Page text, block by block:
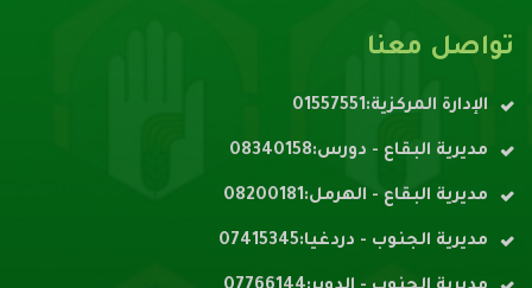
تواصل معنا
الإدارة المركزية:01557551
مديرية البقاع - دورس:08340158
مديرية البقاع - الهرمل:08200181
مديرية الجنوب - دردغيا:07415345